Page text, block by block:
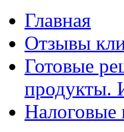
Главная
Отзывы
Готовые
продукты.
Налоговые